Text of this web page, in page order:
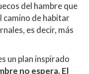
del hambre que
camino de habitar
es decir, más
un plan inspirado
no espera. El